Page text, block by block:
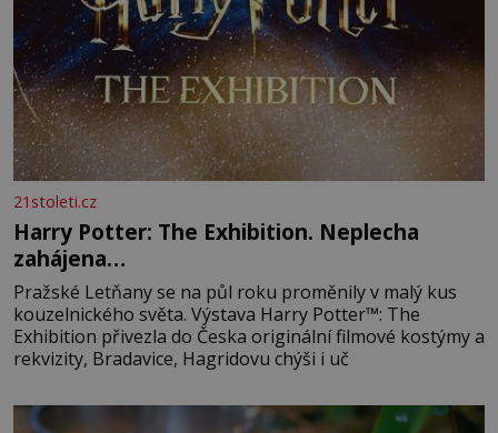
21stoleti.cz
Harry Potter: The Exhibition. Neplecha
zahájena…
Pražské Letňany se na půl roku proměnily v malý kus
kouzelnického světa. Výstava Harry Potter™: The
Exhibition přivezla do Česka originální filmové kostýmy a
rekvizity, Bradavice, Hagridovu chýši i uč